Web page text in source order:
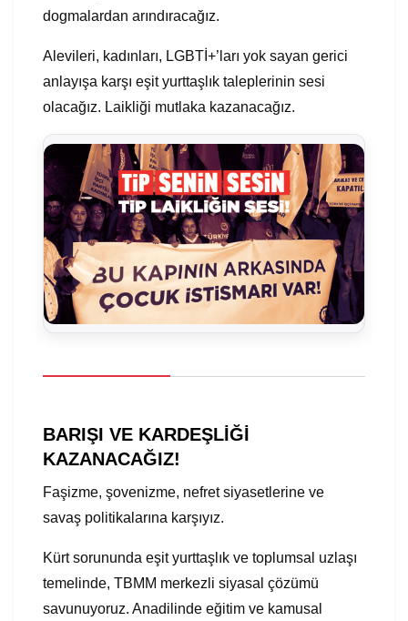
dogmalardan arındıracağız.
Alevileri, kadınları, LGBTİ+’ları yok sayan gerici
anlayışa karşı eşit yurttaşlık taleplerinin sesi
olacağız. Laikliği mutlaka kazanacağız.
BARIŞI VE KARDEŞLİĞİ
KAZANACAĞIZ!
Faşizme, şovenizme, nefret siyasetlerine ve
savaş politikalarına karşıyız.
Kürt sorununda eşit yurttaşlık ve toplumsal uzlaşı
temelinde, TBMM merkezli siyasal çözümü
savunuyoruz. Anadilinde eğitim ve kamusal